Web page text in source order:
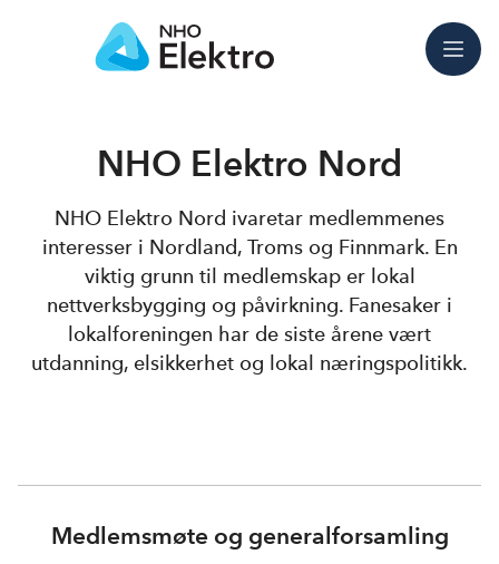
Meny
NHO Elektro Nord
NHO Elektro Nord ivaretar medlemmenes
interesser i Nordland, Troms og Finnmark. En
viktig grunn til medlemskap er lokal
nettverksbygging og påvirkning. Fanesaker i
lokalforeningen har de siste årene vært
utdanning, elsikkerhet og lokal næringspolitikk.
Medlemsmøte og generalforsamling